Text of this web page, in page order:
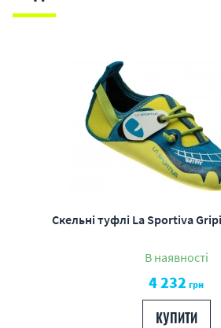
Скельні туфлі La Sportiva
В наявності
4 232 грн
КУПИТИ